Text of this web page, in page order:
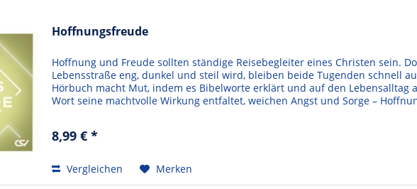
Hoffnungsfreude
Hoffnung und Freude sollten ständige Reisebegleiter eines Christen sein.
Lebensstraße eng, dunkel und steil wird, bleiben beide Tugenden schnell
Hörbuch macht Mut, indem es Bibelworte erklärt und auf den Lebensalltag
Wort seine machtvolle Wirkung entfaltet, weichen Angst und Sorge –
8,99 € *
Vergleichen Merken